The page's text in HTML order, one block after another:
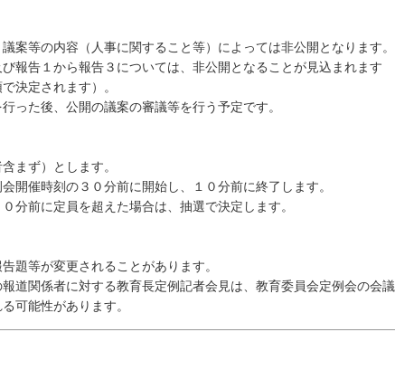
等の内容（人事に関すること等）によっては非公開となります。
告１から報告３については、非公開となることが見込まれます
定されます）。
た後、公開の議案の審議等を行う予定です。
ず）とします。
催時刻の３０分前に開始し、１０分前に終了します。
前に定員を超えた場合は、抽選で決定します。
等が変更されることがあります。
関係者に対する教育長定例記者会見は、教育委員会定例会の会議
能性があります。